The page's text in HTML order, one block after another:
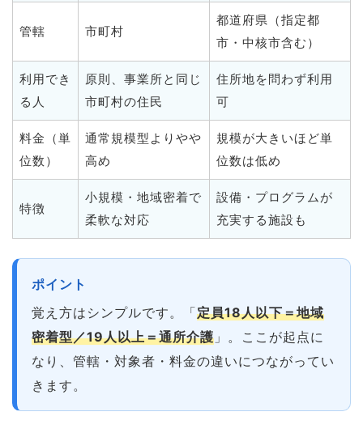
管轄 市町村
都道府県（指定都
市・中核市含む）
利用でき
る人
原則、事業所と同じ
市町村の住民
住所地を問わず利用
可
料金（単
位数）
通常規模型よりやや
高め
規模が大きいほど単
位数は低め
特徴
小規模・地域密着で
柔軟な対応
設備・プログラムが
充実する施設も
ポイント
覚え方はシンプルです。「定員18人以下＝地域
密着型／19人以上＝通所介護」。ここが起点に
なり、管轄・対象者・料金の違いにつながってい
きます。